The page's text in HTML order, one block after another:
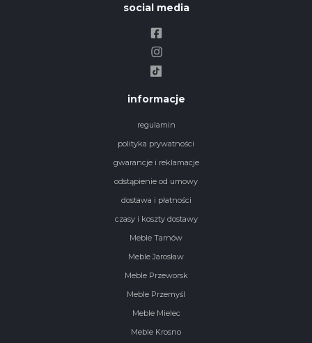
social media
informacje
regulamin
polityka prywatności
gwarancje i reklamacje
odstąpienie od umowy
dostawa i płatności
czasy i koszty dostawy
Meble Tarnów
Meble Jarosław
Meble Przeworsk
Meble Przemyśl
Meble Mielec
Meble Krosno